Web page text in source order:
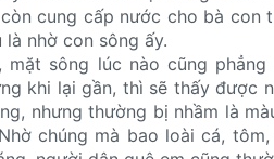
cung cấp nước cho bà con
là nhờ con sông ấy.
mặt sông lúc nào cũng
khi lại gần, thì sẽ thấy được
nhưng thường bị nhầm là
chúng mà bao loài cá,